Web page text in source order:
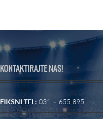
KONTAKTIRAJTE NAS!
FIKSNI TEL: 031 – 655 895